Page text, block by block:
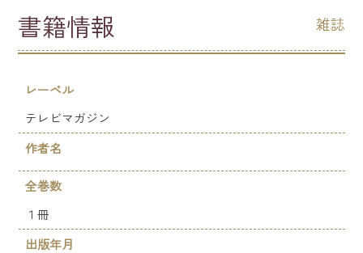
書籍情報 雑誌
レーベル
テレビマガジン
作者名
全巻数
１冊
出版年月